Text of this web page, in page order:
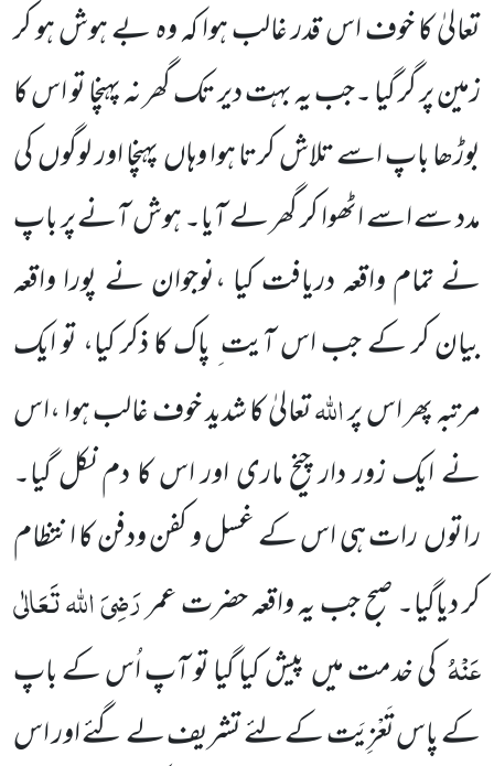
تعالیٰ کا خوف اس قدر غالب ہوا کہ وہ بے ہوش ہو کر
زمین پر گر گیا ۔جب یہ بہت دیر تک گھر نہ پہنچا تو اس کا
بوڑھا باپ اسے تلاش کرتا ہوا وہاںپہنچا اور لوگوںکی
مدد سے اسے اٹھوا کر گھر لے آیا۔ ہوش آنے پر باپ
نے تمام واقعہ دریافت کیا ،نوجوان نے پورا واقعہ
بیان کر کے جب اس آیت ِ پاک کا ذکر کیا، تو ایک
مرتبہ پھر اس پراللہتعالیٰ کا شدید خوف غالب ہوا ،اس
نے ایک زور دار چیخ ماری اور اس کا دم نکل گیا۔
راتوںرات ہی اس کے غسل و کفن ودفن کا انتظام
کر دیاگیا۔ صبح جب یہ واقعہ حضرت عمررَضِیَ اللہ تَعَالٰی
عَنْہُ کی خدمت میںپیش کیا گیا تو آپ اُس کے باپ
کے پاس تَعْزِیَت کے لئے تشریف لے گئے اور اس